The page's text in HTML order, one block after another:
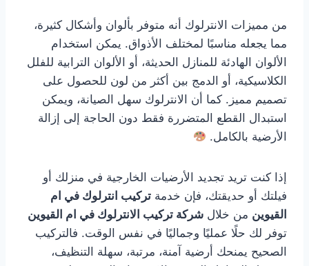
من مميزات الانترلوك أنه متوفر بألوان وأشكال كثيرة،
مما يجعله مناسبًا لمختلف الأذواق. يمكن استخدام
الألوان الهادئة للمنازل الحديثة، أو الألوان الترابية للفلل
الكلاسيكية، أو الدمج بين أكثر من لون للحصول على
تصميم مميز. كما أن الانترلوك سهل الصيانة، ويمكن
استبدال القطع المتضررة فقط دون الحاجة إلى إزالة
الأرضية بالكامل.
إذا كنت تريد تجديد الأرضيات الخارجية في منزلك أو
فيلتك أو حديقتك، فإن خدمة تركيب انترلوك في ام
القيوين من خلال شركة تركيب الانترلوك في ام القيوين
توفر لك حلًا عمليًا وجماليًا في نفس الوقت. فالتركيب
الصحيح يمنحك أرضية آمنة، مرتبة، سهلة التنظيف،